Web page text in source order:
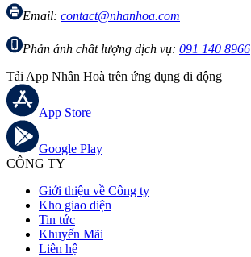
Email: contact@nhanhoa.com
Phản ánh chất lượng dịch vụ: 091 140 8966
Tải App Nhân Hoà trên ứng dụng di động
App Store
Google Play
CÔNG TY
Giới thiệu về Công ty
Kho giao diện
Tin tức
Khuyến Mãi
Liên hệ